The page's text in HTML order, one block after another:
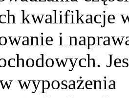
kwalifikacje
i
wyposażenia